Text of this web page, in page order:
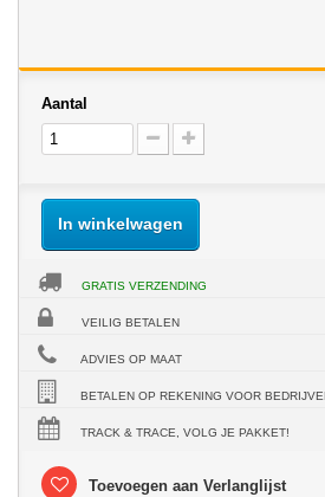
Aantal
In winkelwagen
GRATIS VERZENDING
VEILIG BETALEN
ADVIES OP MAAT
BETALEN OP REKENING VOOR
TRACK & TRACE, VOLG JE PAKKET!
Toevoegen aan Verlanglijst